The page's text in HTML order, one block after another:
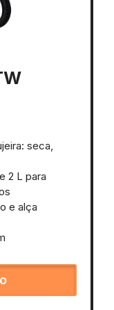
seca,
2 L para
e alça